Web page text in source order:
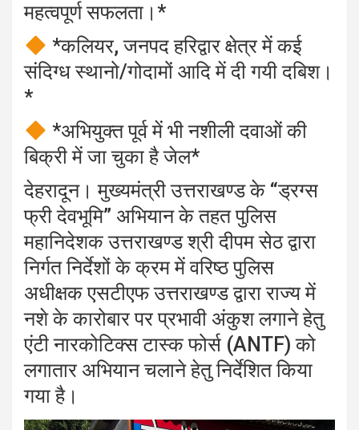
महत्वपूर्ण सफलता।*
*कलियर, जनपद हरिद्वार क्षेत्र में कई
संदिग्ध स्थानो/गोदामों आदि में दी गयी दबिश।
*
*अभियुक्त पूर्व में भी नशीली दवाओं की
बिक्री में जा चुका है जेल*
देहरादून। मुख्यमंत्री उत्तराखण्ड के “ड्रग्स
फ्री देवभूमि” अभियान के तहत पुलिस
महानिदेशक उत्तराखण्ड श्री दीपम सेठ द्वारा
निर्गत निर्देशों के क्रम में वरिष्ठ पुलिस
अधीक्षक एसटीएफ उत्तराखण्ड द्वारा राज्य में
नशे के कारोबार पर प्रभावी अंकुश लगाने हेतु
एंटी नारकोटिक्स टास्क फोर्स (ANTF) को
लगातार अभियान चलाने हेतु निर्देशित किया
गया है।